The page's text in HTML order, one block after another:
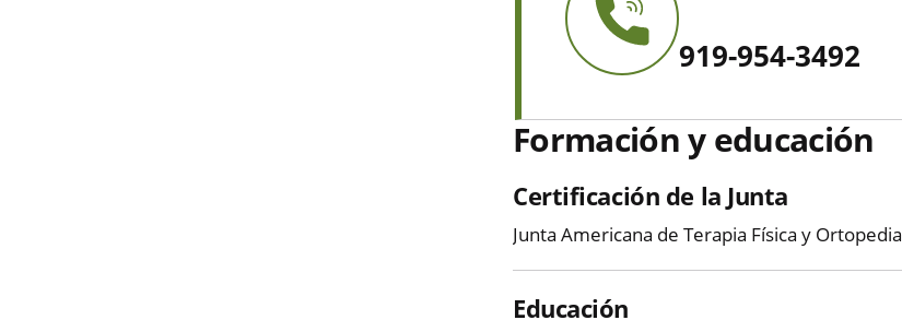
919-954-3492
Formación y educación
Certificación de la Junta
Junta Americana de Terapia Física y Ortopedia
Educación